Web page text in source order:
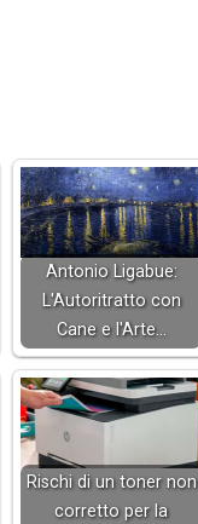
Antonio Ligabue:
L'Autoritratto con
Cane e l'Arte…
Rischi di un toner non
corretto per la